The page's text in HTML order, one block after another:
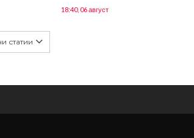
18:40, 06 август
статии